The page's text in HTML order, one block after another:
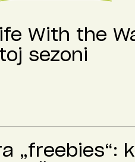
With the
sezoni
„freebies“: